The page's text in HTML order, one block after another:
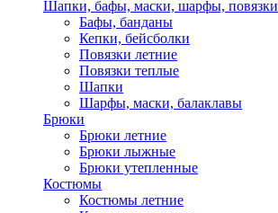
Шапки, бафы, маски, шарфы, повязки
Бафы, банданы
Кепки, бейсболки
Повязки летние
Повязки теплые
Шапки
Шарфы, маски, балаклавы
Брюки
Брюки летние
Брюки лыжные
Брюки утепленные
Костюмы
Костюмы летние